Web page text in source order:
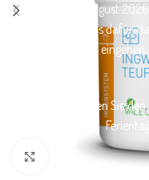
10.-14. August
Verständnis dafür,
05.08.2026
Genießen Sie
Klick zum